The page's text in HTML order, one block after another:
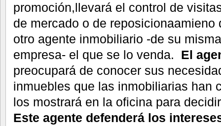
promoción,llevará el control de
de mercado o de reposicionaamieno
otro agente inmobiliario -de su
empresa- el que se lo venda. El
preocupará de conocer sus
inmuebles que las inmobiliarias han
los mostrará en la oficina para
Este agente defenderá los